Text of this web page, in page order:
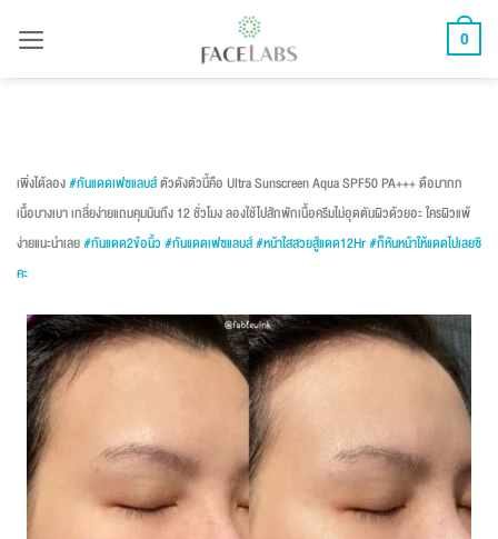
0
เพิ่งได้ลอง#กันแดดเฟซแลบส์ตัวดังตัวนี้คือ Ultra Sunscreen Aqua SPF50 PA+++ ดือมากก
เนื้อบางเบา เกลี่ยง่ายแถมคุมมันถึง 12 ชั่วโมง ลองใช้ไปสักพักเนื้อครีมไม่อุดตันผิวด้วยอะ ใครผิวแพ้
ง่ายแนะนำเลย#กันแดด2ข้อนิ้ว #กันแดดเฟซแลบส์#หน้าใสสวยสู้แดด12Hr#ก็หันหน้าให้แดดไปเลยซิ
คะ